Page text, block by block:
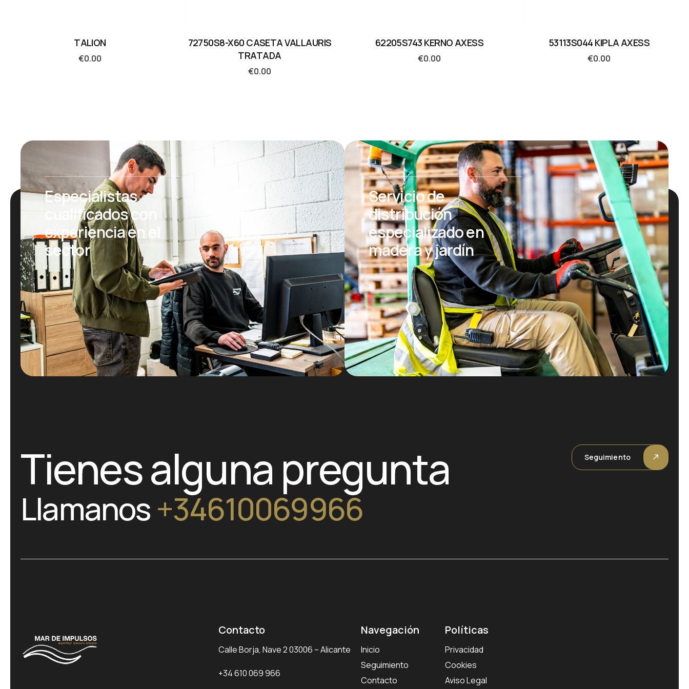
TALION
€0.00
72750S8-X60 CASETA VALLAURIS
TRATADA
€0.00
62205S743 KERNO AXESS
€0.00
53113S044 KIPLA AXESS
€0.00
Especialistas
cualificados con
experiencia en el
sector
Servicio de
distribución
especializado en
madera y jardín
Tienes alguna pregunta
Llamanos+34610069966
Seguimiento
Contacto
Calle Borja, Nave 2 03006 – Alicante
+34 610 069 966
Navegación
Inicio
Seguimiento
Contacto
Políticas
Privacidad
Cookies
Aviso Legal